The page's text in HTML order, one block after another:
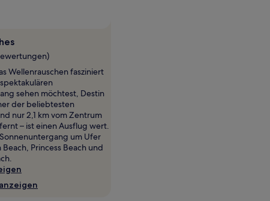
Wellenrauschen fasziniert
sehen möchtest, Destin
der beliebtesten
nur 2,1 km vom Zentrum
– ist einen Ausflug wert.
um Ufer
Princess Beach und